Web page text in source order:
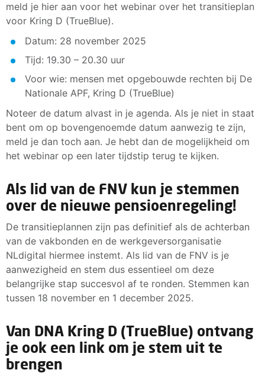
meld je hier aan voor het webinar over het transitieplan
voor Kring D (TrueBlue).
Datum: 28 november 2025
Tijd: 19.30 – 20.30 uur
Voor wie: mensen met opgebouwde rechten bij De
Nationale APF, Kring D (TrueBlue)
Noteer de datum alvast in je agenda. Als je niet in staat
bent om op bovengenoemde datum aanwezig te zijn,
meld je dan toch aan. Je hebt dan de mogelijkheid om
het webinar op een later tijdstip terug te kijken.
Als lid van de FNV kun je stemmen
over de nieuwe pensioenregeling!
De transitieplannen zijn pas definitief als de achterban
van de vakbonden en de werkgeversorganisatie
NLdigital hiermee instemt. Als lid van de FNV is je
aanwezigheid en stem dus essentieel om deze
belangrijke stap succesvol af te ronden. Stemmen kan
tussen 18 november en 1 december 2025.
Van DNA Kring D (TrueBlue) ontvang
je ook een link om je stem uit te
brengen